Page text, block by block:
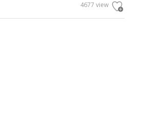
4677 view